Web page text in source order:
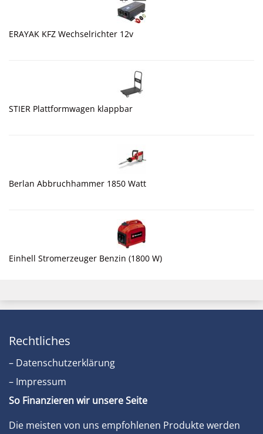
ERAYAK KFZ Wechselrichter 12v
STIER Plattformwagen klappbar
Berlan Abbruchhammer 1850 Watt
Einhell Stromerzeuger Benzin (1800 W)
Rechtliches
– Datenschutzerklärung
– Impressum
So Finanzieren wir unsere Seite
Die meisten von uns empfohlenen Produkte werden